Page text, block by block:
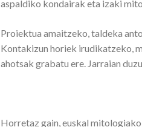
aspaldiko kondairak eta izaki
Proiektua amaitzeko, taldeka
Kontakizun horiek irudikatzeko,
ahotsak grabatu ere. Jarraian
Horretaz gain, euskal